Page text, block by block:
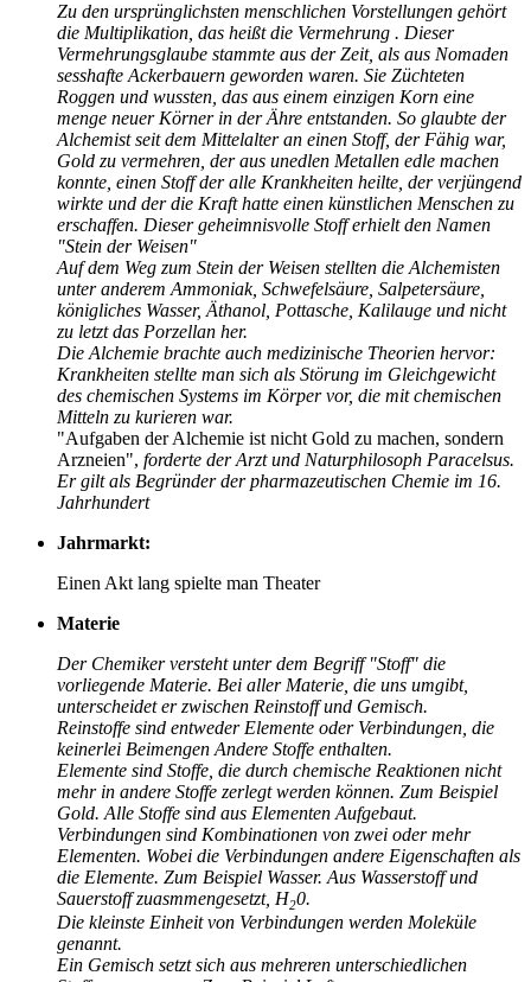
Zu den ursprünglichsten menschlichen Vorstellungen gehört
die Multiplikation, das heißt die Vermehrung . Dieser
Vermehrungsglaube stammte aus der Zeit, als aus Nomaden
sesshafte Ackerbauern geworden waren. Sie Züchteten
Roggen und wussten, das aus einem einzigen Korn eine
menge neuer Körner in der Ähre entstanden. So glaubte der
Alchemist seit dem Mittelalter an einen Stoff, der Fähig war,
Gold zu vermehren, der aus unedlen Metallen edle machen
konnte, einen Stoff der alle Krankheiten heilte, der verjüngend
wirkte und der die Kraft hatte einen künstlichen Menschen zu
erschaffen. Dieser geheimnisvolle Stoff erhielt den Namen
"Stein der Weisen"
Auf dem Weg zum Stein der Weisen stellten die Alchemisten
unter anderem Ammoniak, Schwefelsäure, Salpetersäure,
königliches Wasser, Äthanol, Pottasche, Kalilauge und nicht
zu letzt das Porzellan her.
Die Alchemie brachte auch medizinische Theorien hervor:
Krankheiten stellte man sich als Störung im Gleichgewicht
des chemischen Systems im Körper vor, die mit chemischen
Mitteln zu kurieren war.
"Aufgaben der Alchemie ist nicht Gold zu machen, sondern
Arzneien", forderte der Arzt und Naturphilosoph Paracelsus.
Er gilt als Begründer der pharmazeutischen Chemie im 16.
Jahrhundert
Jahrmarkt:
Einen Akt lang spielte man Theater
Materie
Der Chemiker versteht unter dem Begriff "Stoff" die
vorliegende Materie. Bei aller Materie, die uns umgibt,
unterscheidet er zwischen Reinstoff und Gemisch.
Reinstoffe sind entweder Elemente oder Verbindungen, die
keinerlei Beimengen Andere Stoffe enthalten.
Elemente sind Stoffe, die durch chemische Reaktionen nicht
mehr in andere Stoffe zerlegt werden können. Zum Beispiel
Gold. Alle Stoffe sind aus Elementen Aufgebaut.
Verbindungen sind Kombinationen von zwei oder mehr
Elementen. Wobei die Verbindungen andere Eigenschaften als
die Elemente. Zum Beispiel Wasser. Aus Wasserstoff und
Sauerstoff zuasmmengesetzt, H20.
Die kleinste Einheit von Verbindungen werden Moleküle
genannt.
Ein Gemisch setzt sich aus mehreren unterschiedlichen